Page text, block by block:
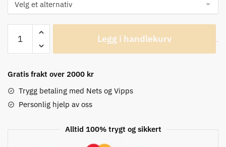
Ultralight
Sleeveless
Baselayer
antall
Legg i handlekurv
Gratis frakt over 2000 kr
Trygg betaling med Nets og Vipps
Personlig hjelp av oss
Alltid 100% trygt og sikkert